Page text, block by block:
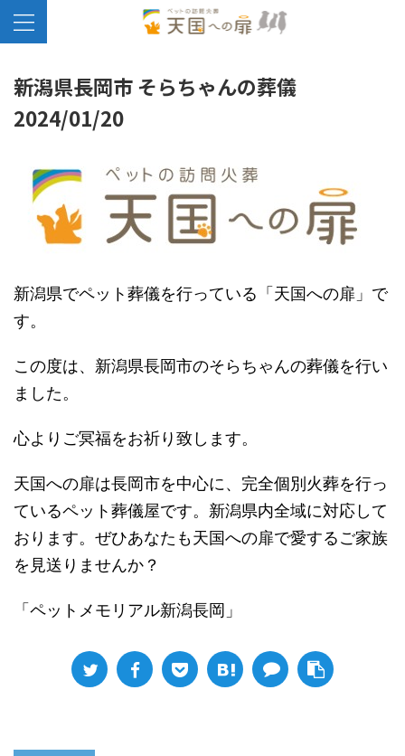
新潟県長岡市 そらちゃんの葬儀
2024/01/20
新潟県でペット葬儀を行っている「天国への扉」で
す。
この度は、新潟県長岡市のそらちゃんの葬儀を行い
ました。
心よりご冥福をお祈り致します。
天国への扉は長岡市を中心に、完全個別火葬を行っ
ているペット葬儀屋です。新潟県内全域に対応して
おります。ぜひあなたも天国への扉で愛するご家族
を見送りませんか？
「ペットメモリアル新潟長岡」